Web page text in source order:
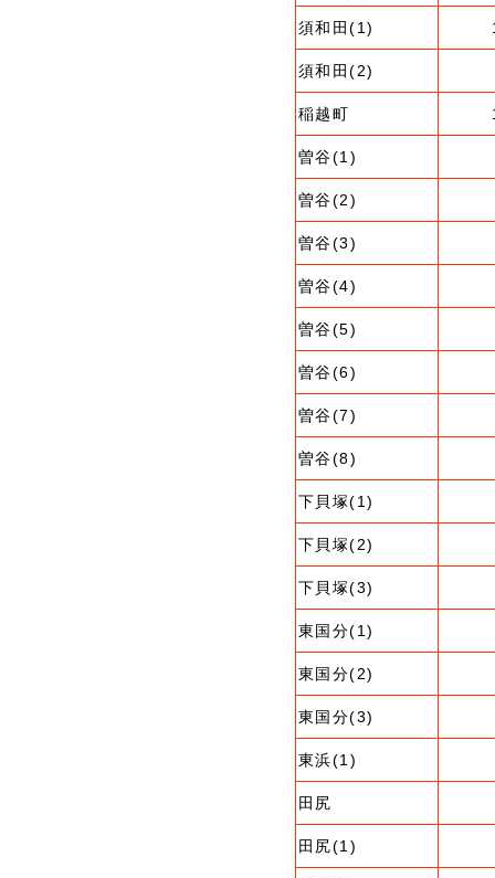
須和田(1)
須和田(2)
稲越町
曽谷(1)
曽谷(2)
曽谷(3)
曽谷(4)
曽谷(5)
曽谷(6)
曽谷(7)
曽谷(8)
下貝塚(1)
下貝塚(2)
下貝塚(3)
東国分(1)
東国分(2)
東国分(3)
東浜(1)
田尻
田尻(1)